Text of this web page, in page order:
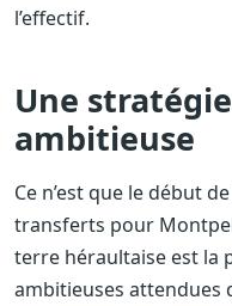
l’effectif.
Une
ambitieuse
Ce n’est que le début
transferts pour
terre héraultaise est la
ambitieuses attendues